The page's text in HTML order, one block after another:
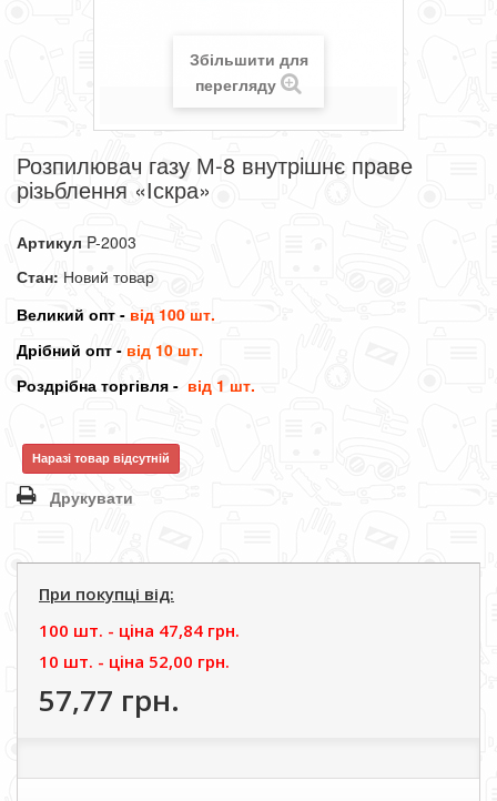
Збільшити для
перегляду
Розпилювач газу М-8 внутрішнє праве
різьблення «Іскра»
Артикул P-2003
Стан: Новий товар
Великий опт - від 100 шт.
Дрібний опт - від 10 шт.
Роздрібна торгівля - від 1 шт.
Наразі товар відсутній
Друкувати
При покупці від:
100 шт. - цiна 47,84 грн.
10 шт. - цiна 52,00 грн.
57,77 грн.